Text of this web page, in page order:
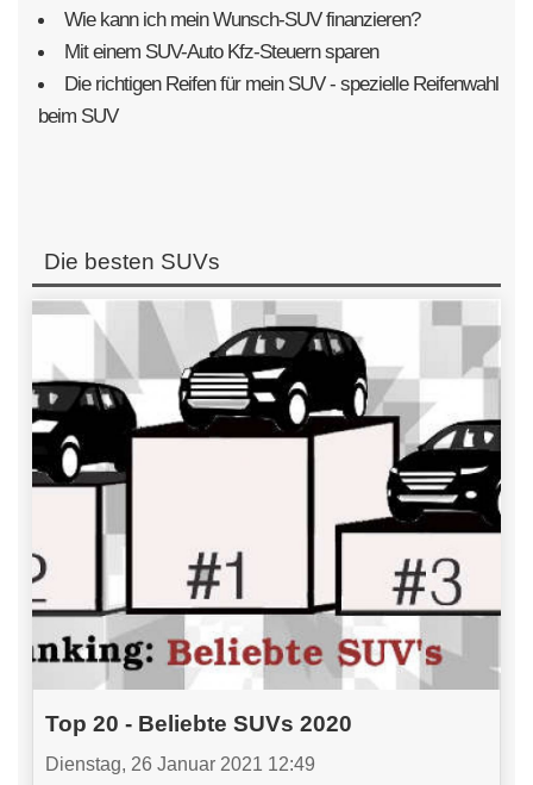
Wie kann ich mein Wunsch-SUV finanzieren?
Mit einem SUV-Auto Kfz-Steuern sparen
Die richtigen Reifen für mein SUV - spezielle Reifenwahl
beim SUV
Die besten SUVs
Top 20 - Beliebte SUVs 2020
Dienstag, 26 Januar 2021 12:49